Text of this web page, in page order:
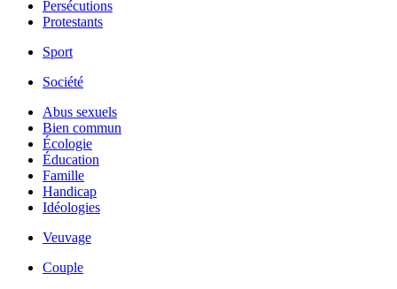
Persécutions
Protestants
Sport
Société
Abus sexuels
Bien commun
Écologie
Éducation
Famille
Handicap
Idéologies
Veuvage
Couple